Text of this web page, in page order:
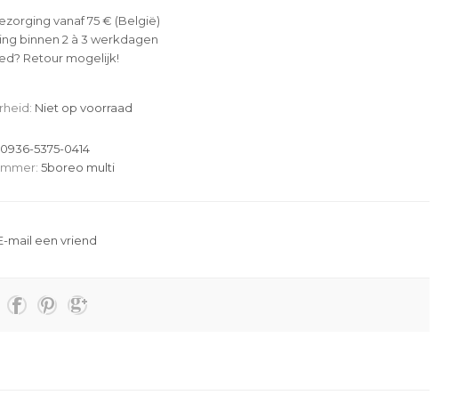
vanaf 75 € (België)
binnen 2 à 3 werkdagen
Retour mogelijk!
Niet op voorraad
0936-5375-0414
5boreo multi